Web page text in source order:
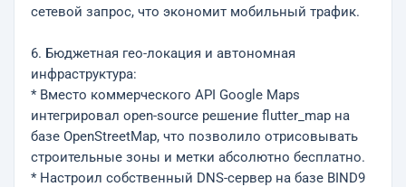
сетевой запрос, что экономит мобильный трафик.
6. Бюджетная гео-локация и автономная
инфраструктура:
* Вместо коммерческого API Google Maps
интегрировал open-source решение flutter_map на
базе OpenStreetMap, что позволило отрисовывать
строительные зоны и метки абсолютно бесплатно.
* Настроил собственный DNS-сервер на базе BIND9